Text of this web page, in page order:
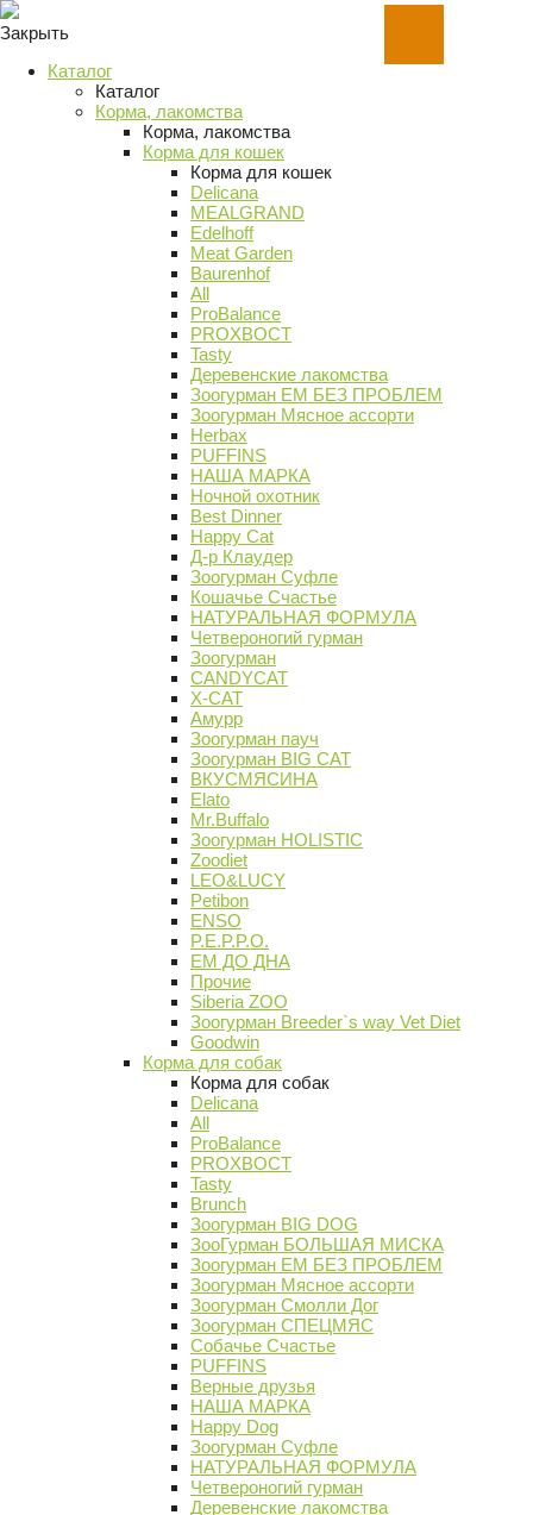
Закрыть
Каталог
Каталог
Корма, лакомства
Корма, лакомства
Корма для кошек
Корма для кошек
Delicana
MEALGRAND
Edelhoff
Meat Garden
Baurenhof
All
ProBalance
PROХВОСТ
Tasty
Деревенские лакомства
Зоогурман ЕМ БЕЗ ПРОБЛЕМ
Зоогурман Мясное ассорти
Herbax
PUFFINS
НАША МАРКА
Ночной охотник
Best Dinner
Happy Cat
Д-р Клаудер
Зоогурман Суфле
Кошачье Счастье
НАТУРАЛЬНАЯ ФОРМУЛА
Четвероногий гурман
Зоогурман
CANDYCAT
X-CAT
Амурр
Зоогурман пауч
Зоогурман BIG CAT
ВКУСМЯСИНА
Elato
Mr.Buffalo
Зоогурман HOLISTIC
Zoodiet
LEO&LUCY
Petibon
ENSO
P.E.P.P.O.
ЕМ ДО ДНА
Прочие
Siberia ZOO
Зоогурман Breeder`s way Vet Diet
Goodwin
Корма для собак
Корма для собак
Delicana
All
ProBalance
PROХВОСТ
Tasty
Brunch
Зоогурман BIG DOG
ЗооГурман БОЛЬШАЯ МИСКА
Зоогурман ЕМ БЕЗ ПРОБЛЕМ
Зоогурман Мясное ассорти
Зоогурман Смолли Дог
Зоогурман СПЕЦМЯС
Собачье Счастье
PUFFINS
Верные друзья
НАША МАРКА
Happy Dog
Зоогурман Суфле
НАТУРАЛЬНАЯ ФОРМУЛА
Четвероногий гурман
Деревенские лакомства